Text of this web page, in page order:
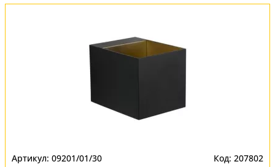
09201/01/30 207802